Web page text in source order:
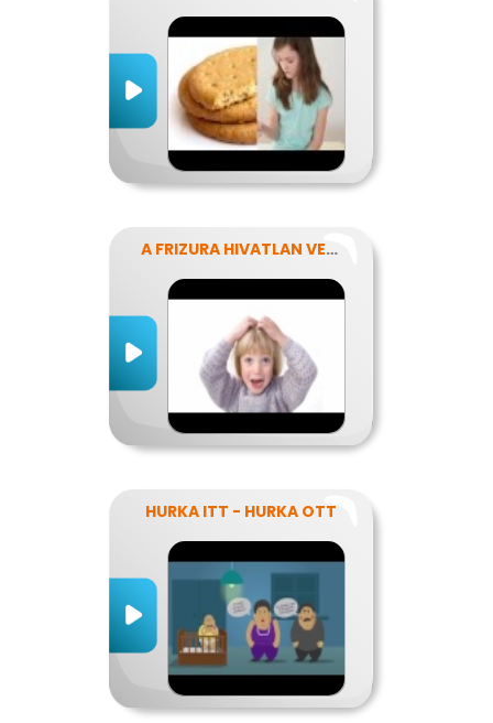
A FRIZURA HIVATLAN VENDÉGEI - A FEJTETVEK
HURKA ITT - HURKA OTT